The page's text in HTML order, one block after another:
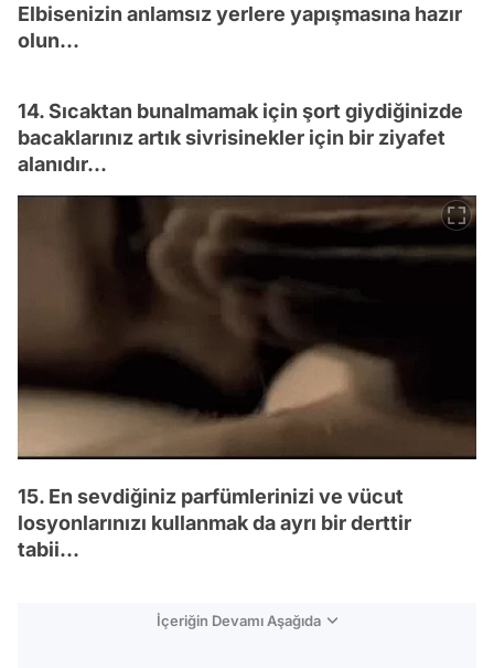
Elbisenizin anlamsız yerlere yapışmasına hazır
olun...
14. Sıcaktan bunalmamak için şort giydiğinizde
bacaklarınız artık sivrisinekler için bir ziyafet
alanıdır...
15. En sevdiğiniz parfümlerinizi ve vücut
losyonlarınızı kullanmak da ayrı bir derttir
tabii...
İçeriğin Devamı Aşağıda